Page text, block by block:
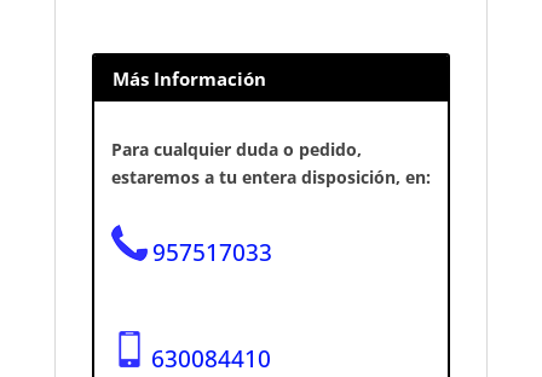
Más Información
Para cualquier duda o pedido,
estaremos a tu entera disposición, en:
957517033
630084410